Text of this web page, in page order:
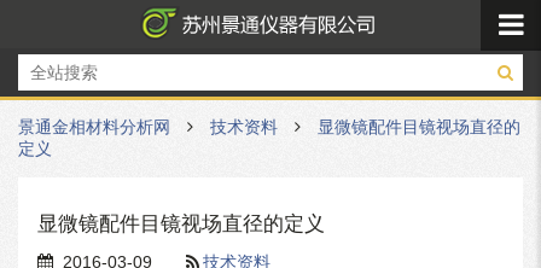
景通金相材料分析网 技术资料
显微镜配件目镜视场直径的
定义
显微镜配件目镜视场直径的定义
2016-03-09 技术资料